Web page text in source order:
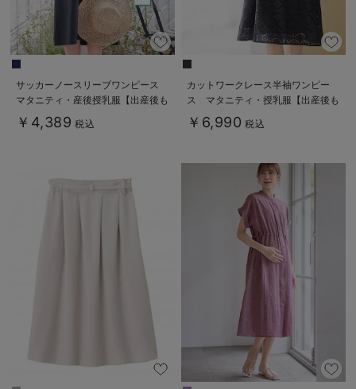
サッカーノースリーブワンピース
マタニティ・産後授乳服【出産後も
長く使える】
￥4,389 税込
カットワークレース半袖ワンピー
ス マタニティ・授乳服【出産後も
長く着られる】
￥6,990 税込